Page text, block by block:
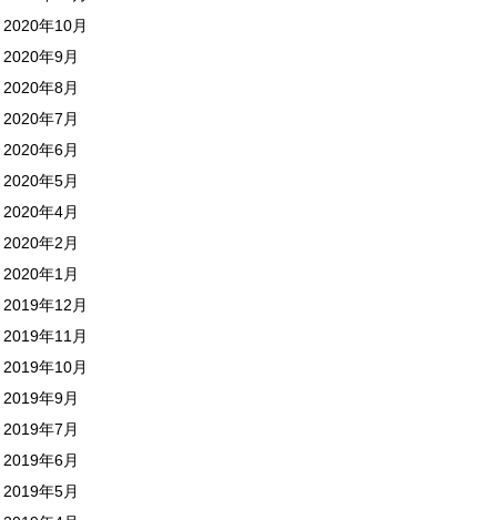
2020年10月
2020年9月
2020年8月
2020年7月
2020年6月
2020年5月
2020年4月
2020年2月
2020年1月
2019年12月
2019年11月
2019年10月
2019年9月
2019年7月
2019年6月
2019年5月